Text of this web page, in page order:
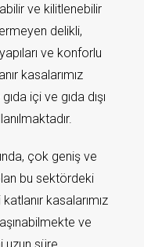
ve kilitlenebilir
delikli,
ve konforlu
kasalarımız
içi ve gıda dışı
çok geniş ve
bu sektördeki
kasalarımız
ve